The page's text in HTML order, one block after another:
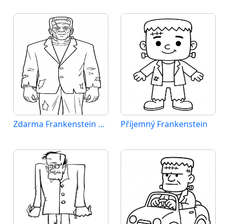
Zdarma Frankenstein Tisknutelný Příjemný Frankenstein